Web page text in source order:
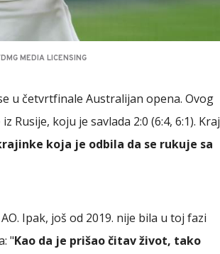
MEDIA LICENSING
u četvrtfinale Australijan opena. Ovog
iz Rusije, koju je savlada 2:0 (6:4, 6:1). Kraj
koja je odbila da se rukuje sa
Ipak, još od 2019. nije bila u toj fazi
"Kao da je prišao čitav život, tako